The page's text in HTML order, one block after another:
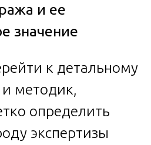
и ее
значение
к детальному
методик,
определить
экспертизы